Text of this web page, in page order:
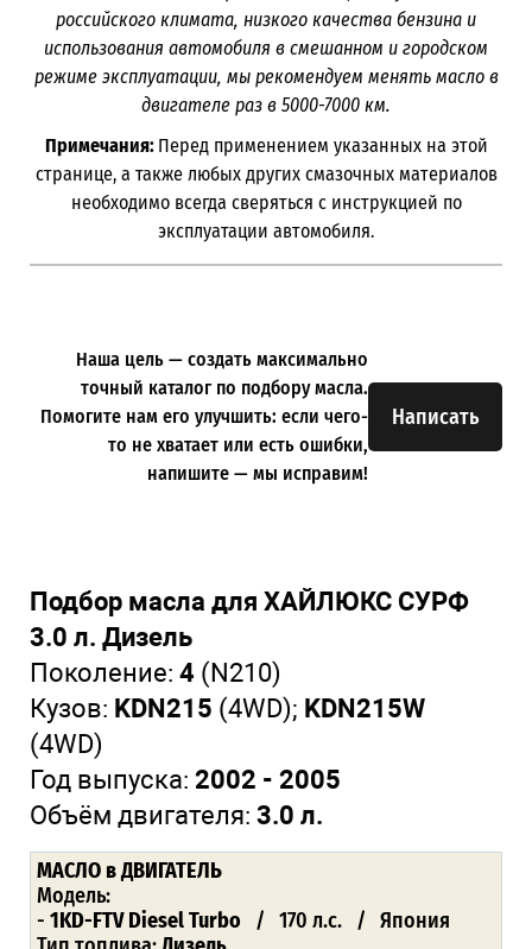
российского климата, низкого качества бензина и
использования автомобиля в смешанном и городском
режиме эксплуатации, мы рекомендуем менять масло в
двигателе раз в 5000-7000 км.
Примечания: Перед применением указанных на этой
странице, а также любых других смазочных материалов
необходимо всегда сверяться с инструкцией по
эксплуатации автомобиля.
Написать
Наша цель — создать максимально
точный каталог по подбору масла.
Помогите нам его улучшить: если чего-
то не хватает или есть ошибки,
напишите — мы исправим!
Подбор масла для ХАЙЛЮКС СУРФ
3.0 л. Дизель
Поколение: 4 (N210)
Кузов: KDN215 (4WD); KDN215W
(4WD)
Год выпуска: 2002 - 2005
Объём двигателя: 3.0 л.
МАСЛО в ДВИГАТЕЛЬ
Модель:
- 1KD-FTV Diesel Turbo / 170 л.с. / Япония